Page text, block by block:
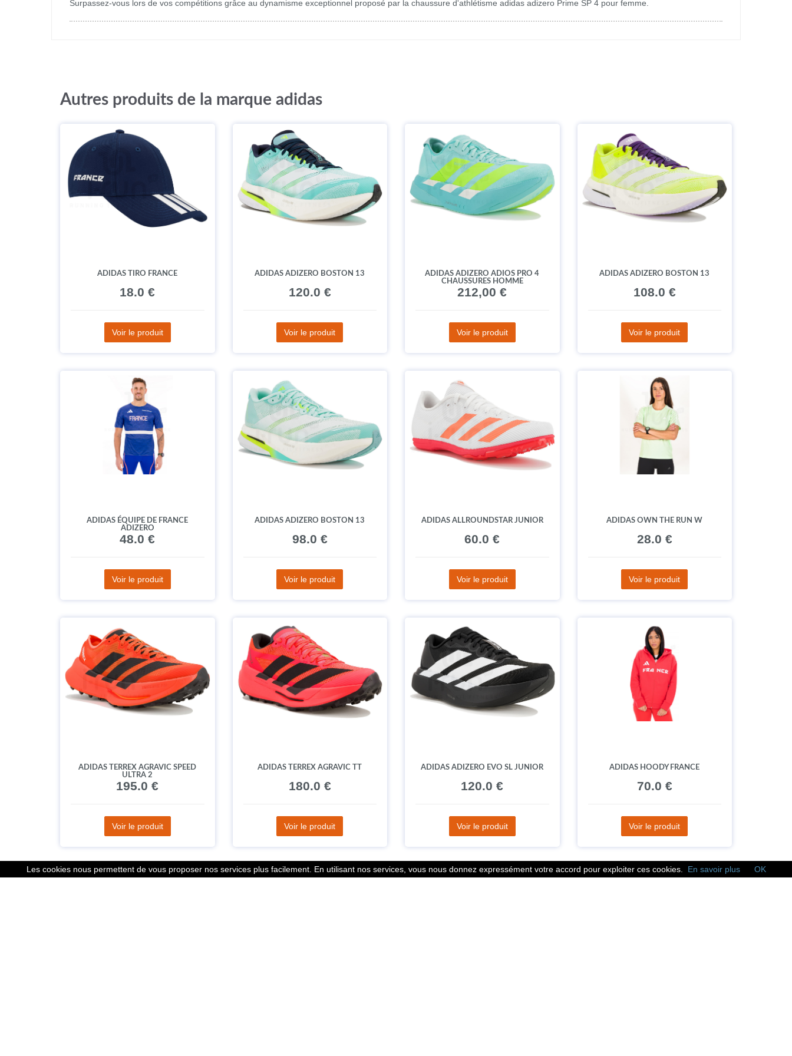
Surpassez-vous lors de vos compétitions grâce au dynamisme exceptionnel proposé par la chaussure d'athlétisme adidas adizero Prime SP 4 pour femme.
Autres produits de la marque adidas
ADIDAS TIRO FRANCE
18.0 €
Voir le produit
ADIDAS ADIZERO BOSTON 13
120.0 €
Voir le produit
ADIDAS ADIZERO ADIOS PRO 4
CHAUSSURES HOMME
212,00 €
Voir le produit
ADIDAS ADIZERO BOSTON 13
108.0 €
Voir le produit
ADIDAS ÉQUIPE DE FRANCE
ADIZERO
48.0 €
Voir le produit
ADIDAS ADIZERO BOSTON 13
98.0 €
Voir le produit
ADIDAS ALLROUNDSTAR JUNIOR
60.0 €
Voir le produit
ADIDAS OWN THE RUN W
28.0 €
Voir le produit
ADIDAS TERREX AGRAVIC SPEED
ULTRA 2
195.0 €
Voir le produit
ADIDAS TERREX AGRAVIC TT
180.0 €
Voir le produit
ADIDAS ADIZERO EVO SL JUNIOR
120.0 €
Voir le produit
ADIDAS HOODY FRANCE
70.0 €
Voir le produit
Les cookies nous permettent de vous proposer nos services plus facilement. En utilisant nos services, vous nous donnez expressément votre accord pour exploiter ces cookies. En savoir plus OK